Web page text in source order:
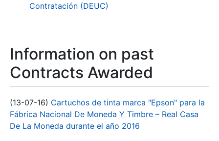
Contratación (DEUC)
Information on past
Contracts Awarded
(13-07-16) Cartuchos de tinta marca "Epson" para la
Fábrica Nacional De Moneda Y Timbre – Real Casa
De La Moneda durante el año 2016